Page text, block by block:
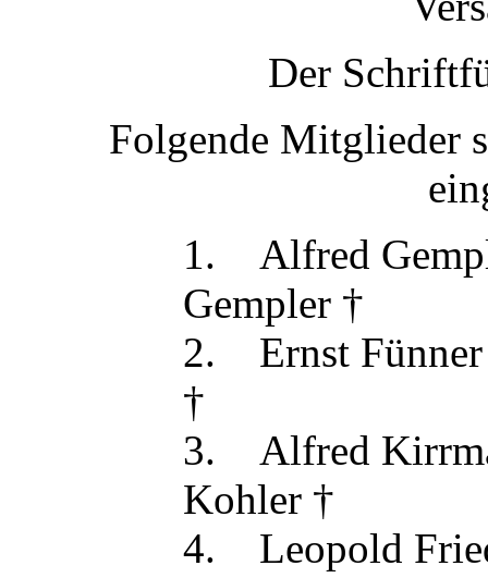
Der
Folgende Mitglieder
1. Alfred
Gempler †
2. Ernst
†
3. Alfred
Kohler †
4. Leopold